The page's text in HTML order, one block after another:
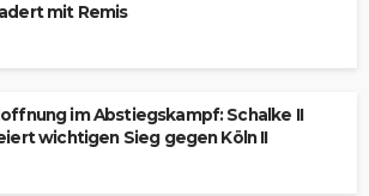
mit Remis
im Abstiegskampf: Schalke II
wichtigen Sieg gegen Köln II